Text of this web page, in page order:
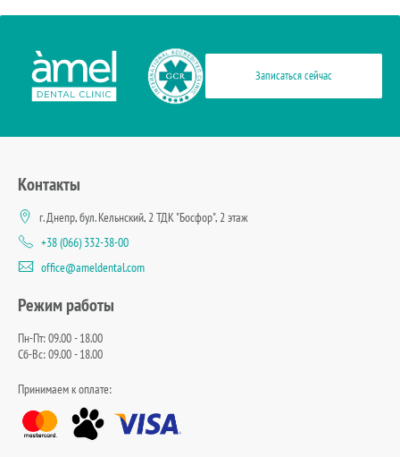
Записаться сейчас
Контакты
г. Днепр, бул. Кельнский, 2 ТДК "Босфор", 2 этаж
+38 (066) 332-38-00
office@ameldental.com
Режим работы
Пн-Пт: 09.00 - 18.00
Сб-Вс: 09.00 - 18.00
Принимаем к оплате: